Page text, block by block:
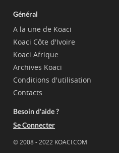
Général
A la une de Koaci
Koaci Côte d'Ivoire
Koaci Afrique
Archives Koaci
Conditions d'utilisation
Contacts
Besoin d'aide ?
Se Connecter
© 2008 - 2022 KOACI.COM